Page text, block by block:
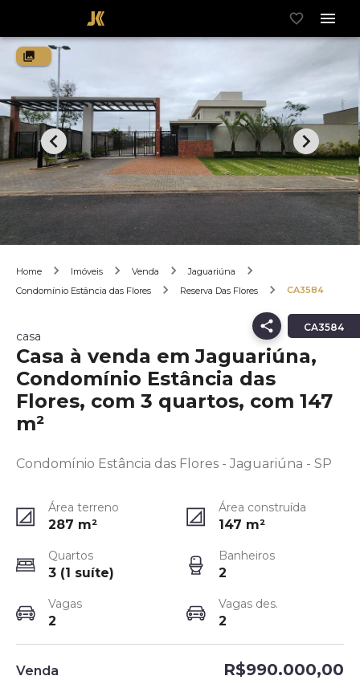
Home Imóveis Venda
Jaguariúna
Condomínio Estância das Flores
Reserva Das Flores CA3584
CA3584
casa
Casa à venda em Jaguariúna,
Condomínio Estância das
Flores, com 3 quartos, com 147
m²
Condomínio Estância das Flores - Jaguariúna - SP
Área terreno
287 m²
Área construída
147 m²
Quartos
3 (1 suíte)
Banheiros
2
Vagas
2
Vagas des.
2
Venda R$990.000,00